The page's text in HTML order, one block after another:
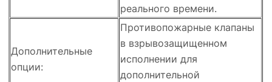
реального времени.
Дополнительные
опции:
Противопожарные клапаны
в взрывозащищенном
исполнении для
дополнительной